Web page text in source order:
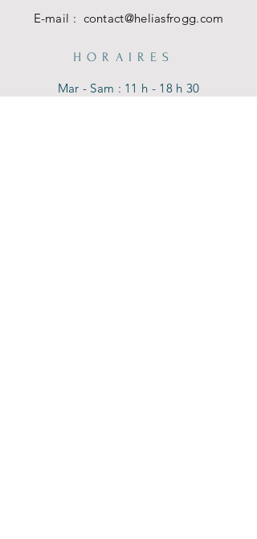
E-mail : contact@heliasfrogg.com
HORAIRES
Mar - Sam : 11 h - 18 h 30